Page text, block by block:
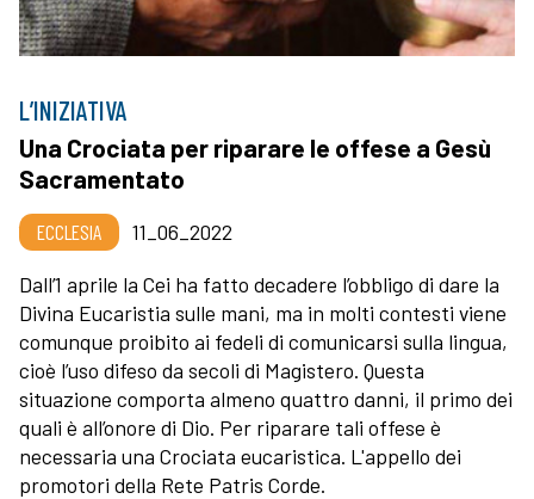
L’INIZIATIVA
Una Crociata per riparare le offese a Gesù
Sacramentato
ECCLESIA
11_06_2022
Dall’1 aprile la Cei ha fatto decadere l’obbligo di dare la
Divina Eucaristia sulle mani, ma in molti contesti viene
comunque proibito ai fedeli di comunicarsi sulla lingua,
cioè l’uso difeso da secoli di Magistero. Questa
situazione comporta almeno quattro danni, il primo dei
quali è all’onore di Dio. Per riparare tali offese è
necessaria una Crociata eucaristica. L'appello dei
promotori della Rete Patris Corde.